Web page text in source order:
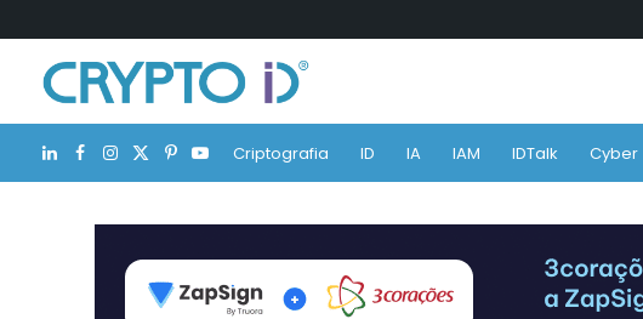
LinkedIn
Facebook
Instagram
X
(Twitter)
Pinterest
YouTubeCriptografia ID IA IAM IDTalk Cyber